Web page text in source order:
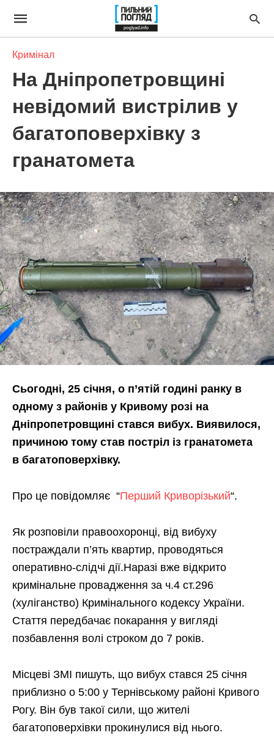
Кримінал
На Дніпропетровщині
невідомий вистрілив у
багатоповерхівку з
гранатомета
Сьогодні, 25 січня, о п’ятій годині ранку в
одному з районів у Кривому розі на
Дніпропетровщині стався вибух. Виявилося,
причиною тому став постріл із гранатомета
в багатоповерхівку.
Про це повідомляє “Перший Криворізький“.
Як розповіли правоохоронці, від вибуху
постраждали п’ять квартир, проводяться
оперативно-слідчі дії.Наразі вже відкрито
кримінальне провадження за ч.4 ст.296
(хуліганство) Кримінального кодексу України.
Стаття передбачає покарання у вигляді
позбавлення волі строком до 7 років.
Місцеві ЗМІ пишуть, що вибух стався 25 січня
приблизно о 5:00 у Тернівському районі Кривого
Рогу. Він був такої сили, що жителі
багатоповерхівки прокинулися від нього.